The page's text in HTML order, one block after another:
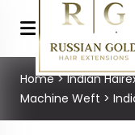
Home>Indian
Machine Weft >